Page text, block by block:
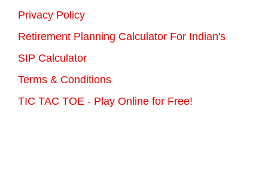
Privacy Policy
Retirement Planning Calculator For Indian's
SIP Calculator
Terms & Conditions
TIC TAC TOE - Play Online for Free!